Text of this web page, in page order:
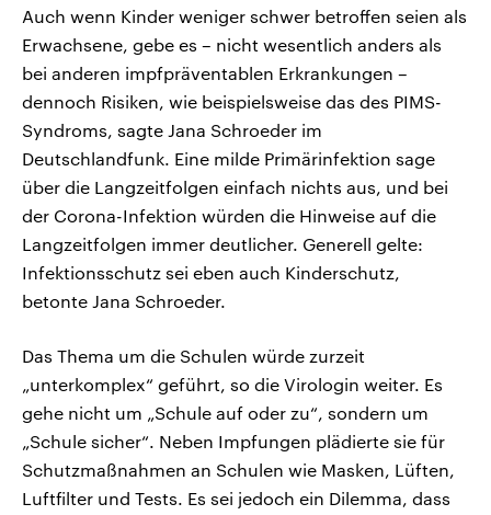
Auch wenn Kinder weniger schwer betroffen seien als
Erwachsene, gebe es – nicht wesentlich anders als
bei anderen impfpräventablen Erkrankungen –
dennoch Risiken, wie beispielsweise das des PIMS-
Syndroms, sagte Jana Schroeder im
Deutschlandfunk. Eine milde Primärinfektion sage
über die Langzeitfolgen einfach nichts aus, und bei
der Corona-Infektion würden die Hinweise auf die
Langzeitfolgen immer deutlicher. Generell gelte:
Infektionsschutz sei eben auch Kinderschutz,
betonte Jana Schroeder.
Das Thema um die Schulen würde zurzeit
„unterkomplex“ geführt, so die Virologin weiter. Es
gehe nicht um „Schule auf oder zu“, sondern um
„Schule sicher“. Neben Impfungen plädierte sie für
Schutzmaßnahmen an Schulen wie Masken, Lüften,
Luftfilter und Tests. Es sei jedoch ein Dilemma, dass